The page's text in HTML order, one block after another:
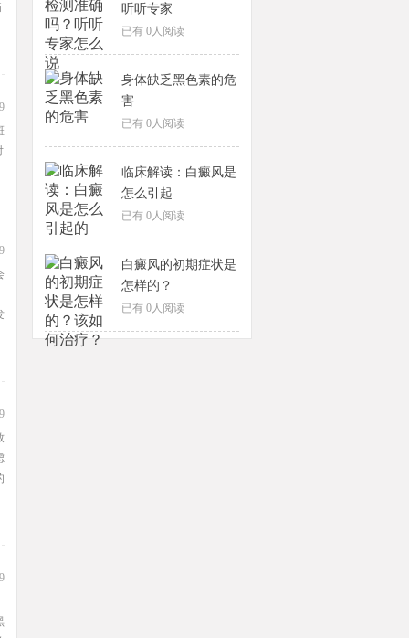
听听专家
已有 0人阅读
身体缺乏黑色素的危
害
已有 0人阅读
临床解读：白癜风是
怎么引起
已有 0人阅读
白癜风的初期症状是
怎样的？
已有 0人阅读